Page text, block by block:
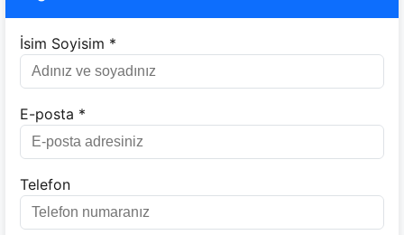
İsim Soyisim *
E-posta *
Telefon